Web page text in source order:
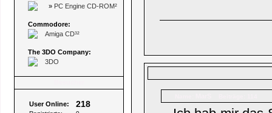
» PC Engine CD-ROM²
Commodore:
Amiga CD³²
The 3DO Company:
3DO
User Online: 218